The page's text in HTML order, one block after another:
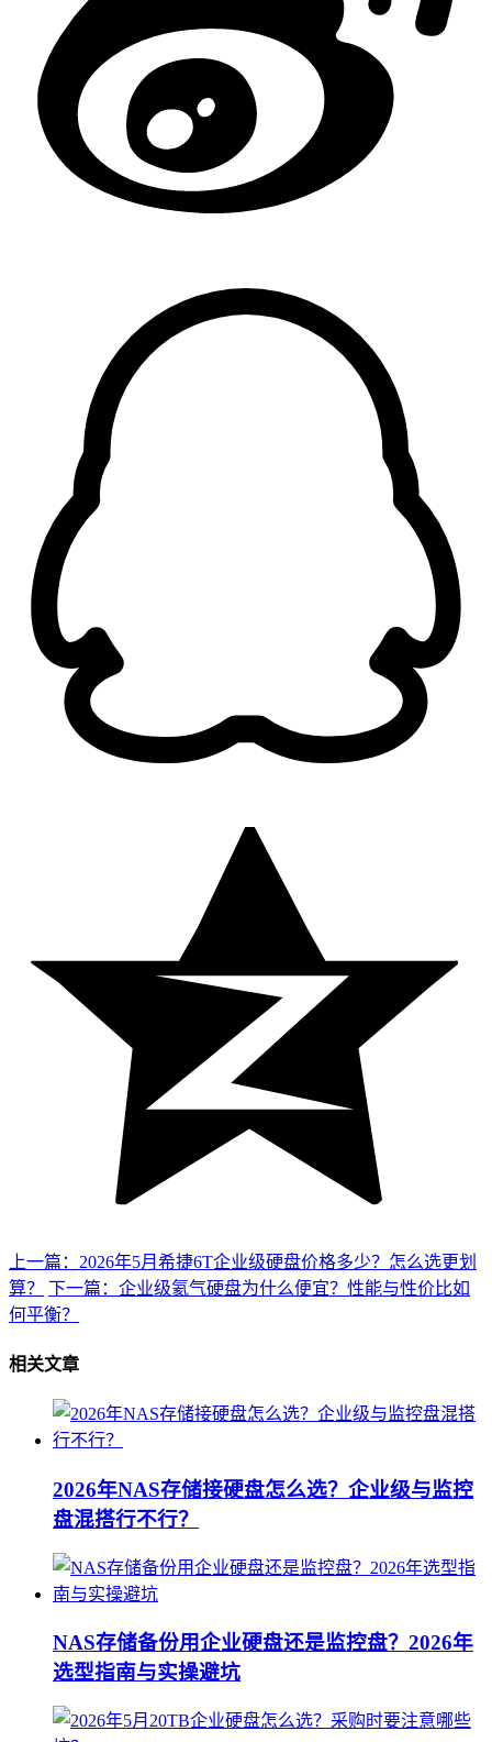
上一篇：2026年5月希捷6T企业级硬盘价格多少？怎么选更划
算？
下一篇：企业级氦气硬盘为什么便宜？性能与性价比如
何平衡？
相关文章
2026年NAS存储接硬盘怎么选？企业级与监控
盘混搭行不行？
NAS存储备份用企业硬盘还是监控盘？2026年
选型指南与实操避坑